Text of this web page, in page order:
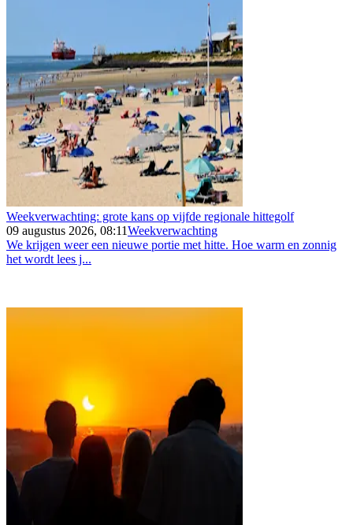
Weekverwachting: grote kans op vijfde regionale hittegolf
09 augustus 2026, 08:11Weekverwachting
We krijgen weer een nieuwe portie met hitte. Hoe warm en zonnig
het wordt lees j...